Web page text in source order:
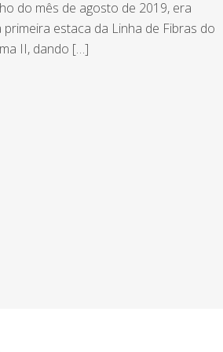
do mês de agosto de 2019, era
primeira estaca da Linha de Fibras do
II, dando […]